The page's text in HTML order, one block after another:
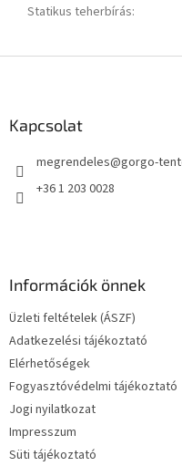
Statikus teherbírás:
Kapcsolat
megrendeles@gorgo-
+36 1 203 0028
Információk önnek
Üzleti feltételek (ÁSZF)
Adatkezelési tájékoztató
Elérhetőségek
Fogyasztóvédelmi tájékoztató
Jogi nyilatkozat
Impresszum
Süti tájékoztató